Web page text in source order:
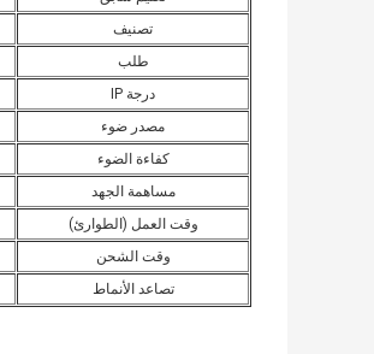
تصنيف
طلب
درجة IP
مصدر ضوء
كفاءة الضوء
مساهمة الجهد
وقت العمل (الطوارئ)
وقت الشحن
تصاعد الأنماط